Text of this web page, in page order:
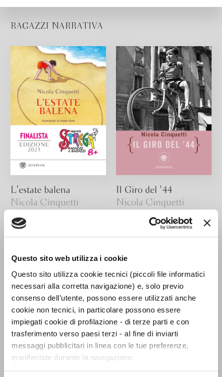
Questo sito web utilizza i cookie
Questo sito utilizza cookie tecnici (piccoli file informatici
necessari alla corretta navigazione) e, solo previo
consenso dell’utente, possono essere utilizzati anche
cookie non tecnici, in particolare possono essere
impiegati cookie di profilazione - di terze parti e con
trasferimento verso paesi terzi - al fine di inviarti
messaggi pubblicitari in linea con le tue preferenze,
manifestate durante la navigazione.
RAGAZZI NARRATIVA
L'estate balena
Nicola Cinquetti
Il Giro del '44
Nicola Cinquetti
Ultimo venne il verme